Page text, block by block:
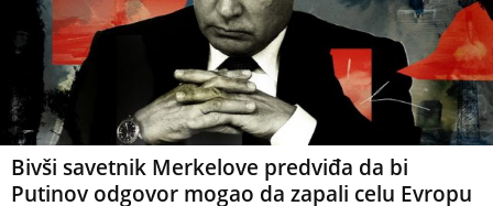
Bivši savetnik Merkelove predviđa da bi
Putinov odgovor mogao da zapali celu Evropu